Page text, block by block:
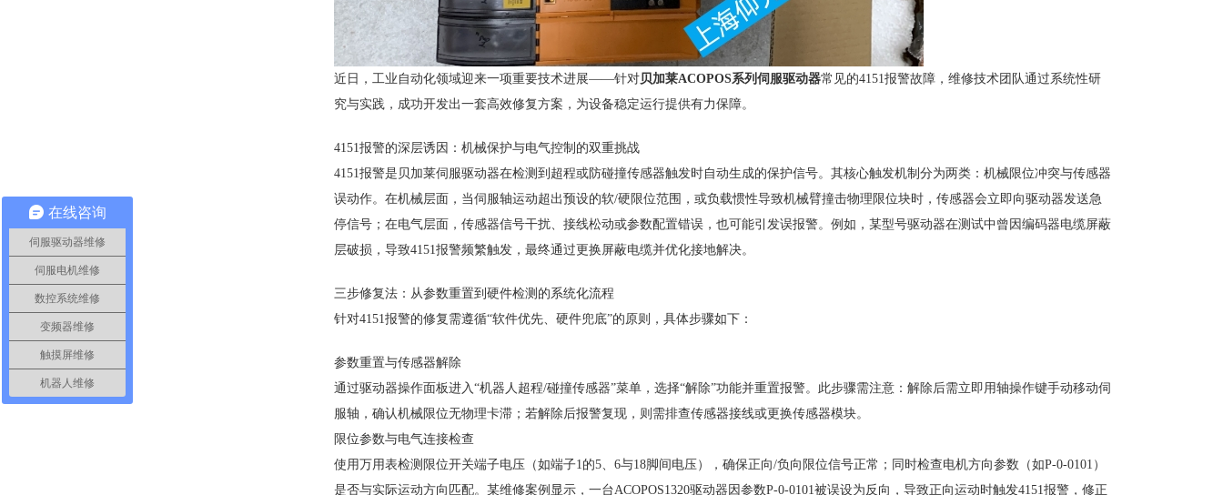
近日，工业自动化领域迎来一项重要技术进展——针对贝加莱ACOPOS系列伺服驱动器常见的4151报警故障，维修技术团队通过系统性研
究与实践，成功开发出一套高效修复方案，为设备稳定运行提供有力保障。
4151报警的深层诱因：机械保护与电气控制的双重挑战
4151报警是贝加莱伺服驱动器在检测到超程或防碰撞传感器触发时自动生成的保护信号。其核心触发机制分为两类：机械限位冲突与传感器
误动作。在机械层面，当伺服轴运动超出预设的软/硬限位范围，或负载惯性导致机械臂撞击物理限位块时，传感器会立即向驱动器发送急
停信号；在电气层面，传感器信号干扰、接线松动或参数配置错误，也可能引发误报警。例如，某型号驱动器在测试中曾因编码器电缆屏蔽
层破损，导致4151报警频繁触发，最终通过更换屏蔽电缆并优化接地解决。
三步修复法：从参数重置到硬件检测的系统化流程
针对4151报警的修复需遵循“软件优先、硬件兜底”的原则，具体步骤如下：
参数重置与传感器解除
通过驱动器操作面板进入“机器人超程/碰撞传感器”菜单，选择“解除”功能并重置报警。此步骤需注意：解除后需立即用轴操作键手动移动伺
服轴，确认机械限位无物理卡滞；若解除后报警复现，则需排查传感器接线或更换传感器模块。
限位参数与电气连接检查
使用万用表检测限位开关端子电压（如端子1的5、6与18脚间电压），确保正向/负向限位信号正常；同时检查电机方向参数（如P-0-0101）
是否与实际运动方向匹配。某维修案例显示，一台ACOPOS1320驱动器因参数P-0-0101被误设为反向，导致正向运动时触发4151报警，修正
在线咨询
伺服驱动器维修
伺服电机维修
数控系统维修
变频器维修
触摸屏维修
机器人维修